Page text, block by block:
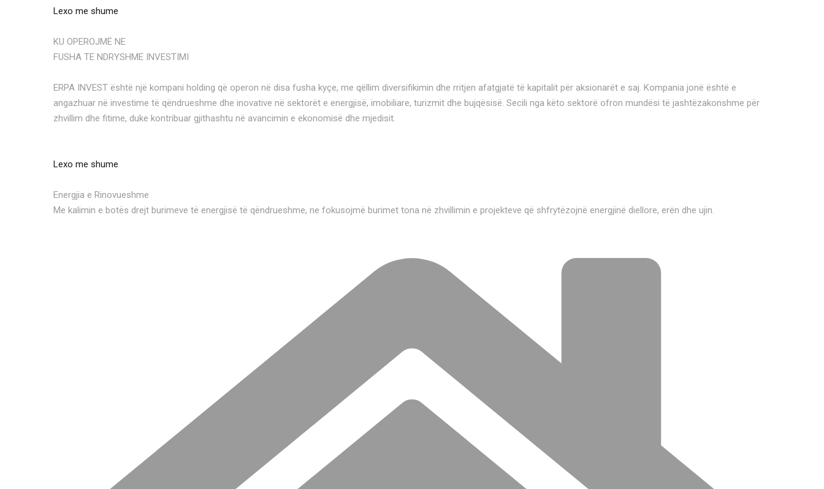
Lexo me shume
KU OPEROJMË NE
FUSHA TE NDRYSHME INVESTIMI
ERPA INVEST është një kompani holding që operon në disa fusha kyçe, me qëllim diversifikimin dhe rritjen afatgjatë të kapitalit për aksionarët e saj. Kompania jonë është e
angazhuar në investime të qëndrueshme dhe inovative në sektorët e energjisë, imobiliare, turizmit dhe bujqësisë. Secili nga këto sektorë ofron mundësi të jashtëzakonshme për
zhvillim dhe fitime, duke kontribuar gjithashtu në avancimin e ekonomisë dhe mjedisit.
Lexo me shume
Energjia e Rinovueshme
Me kalimin e botës drejt burimeve të energjisë të qëndrueshme, ne fokusojmë burimet tona në zhvillimin e projekteve që shfrytëzojnë energjinë diellore, erën dhe ujin.